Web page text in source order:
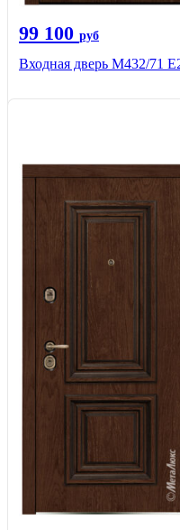
99 100 руб
Входная дверь М432/71